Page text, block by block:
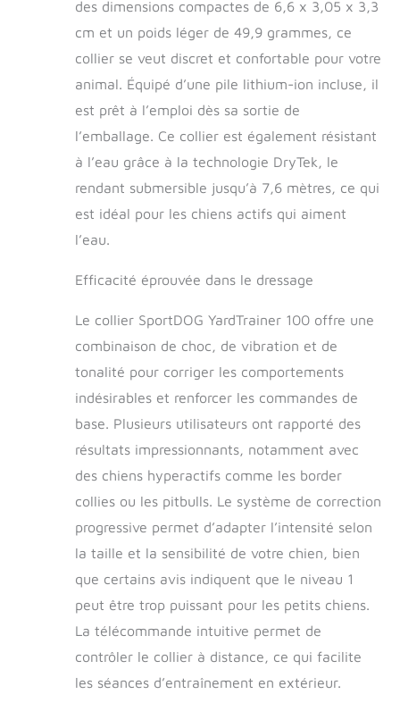
que vos chiens sont
bien élevés et en
sécurité, même
pas tenus en laisse.
Entraînement
personnalisable : le
YardTrainer 100 de
la marque SportDOG
vous permet de
personnaliser le
dressage de votre
tonalité ou de 8
stimulation statique.
Ce collier de
dressage pour chien
adapte le processus
de dressage aux
votre chien, ce qui le
rend plus efficace et
agréable pour vous
deux. Design
étanche : la marque
SportDOG
maintient le plaisir,
même dans l'eau,
avec son design
étanche et
submersible.
Construit avec la
technologie DryTek,
ces colliers anti-
des dimensions compactes de 6,6 x 3,05 x 3,3
cm et un poids léger de 49,9 grammes, ce
collier se veut discret et confortable pour votre
animal. Équipé d’une pile lithium-ion incluse, il
est prêt à l’emploi dès sa sortie de
l’emballage. Ce collier est également résistant
à l’eau grâce à la technologie DryTek, le
rendant submersible jusqu’à 7,6 mètres, ce qui
est idéal pour les chiens actifs qui aiment
l’eau.
Efficacité éprouvée dans le dressage
Le collier SportDOG YardTrainer 100 offre une
combinaison de choc, de vibration et de
tonalité pour corriger les comportements
indésirables et renforcer les commandes de
base. Plusieurs utilisateurs ont rapporté des
résultats impressionnants, notamment avec
des chiens hyperactifs comme les border
collies ou les pitbulls. Le système de correction
progressive permet d’adapter l’intensité selon
la taille et la sensibilité de votre chien, bien
que certains avis indiquent que le niveau 1
peut être trop puissant pour les petits chiens.
La télécommande intuitive permet de
contrôler le collier à distance, ce qui facilite
les séances d’entraînement en extérieur.